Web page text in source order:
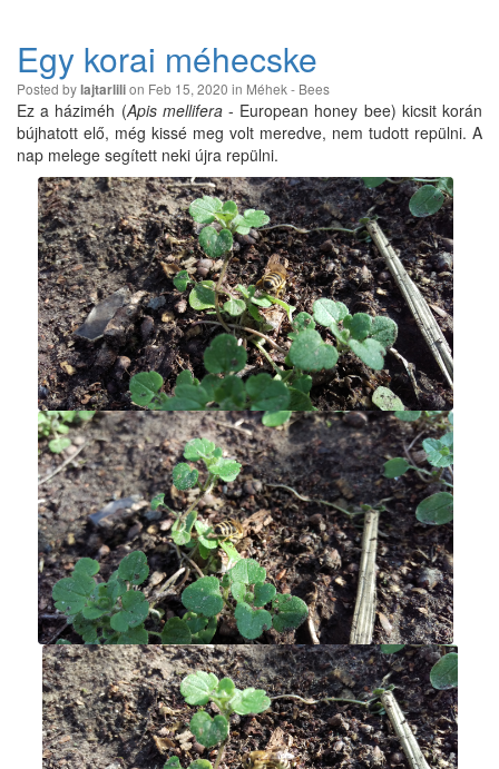
Egy korai méhecske
Posted bylajtarlilion Feb 15, 2020 in Méhek - Bees
Ez a háziméh (Apis mellifera- European honey bee) kicsit korán
bújhatott elő, még kissé meg volt meredve, nem tudott repülni. A
nap melege segített neki újra repülni.